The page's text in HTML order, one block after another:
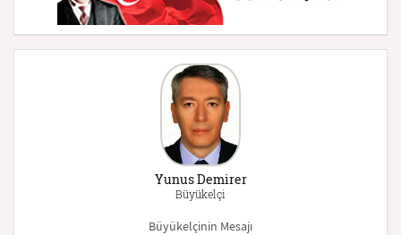
Yunus Demirer
Büyükelçi
Büyükelçinin Mesajı